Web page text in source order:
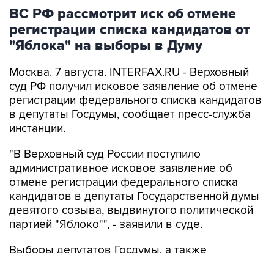
ВС РФ рассмотрит иск об отмене
регистрации списка кандидатов от
"Яблока" на выборы в Думу
Москва. 7 августа. INTERFAX.RU - Верховный
суд РФ получил исковое заявление об отмене
регистрации федерального списка кандидатов
в депутаты Госдумы, сообщает пресс-служба
инстанции.
"В Верховный суд России поступило
административное исковое заявление об
отмене регистрации федерального списка
кандидатов в депутаты Государственной думы
девятого созыва, выдвинутого политической
партией "Яблоко"", - заявили в суде.